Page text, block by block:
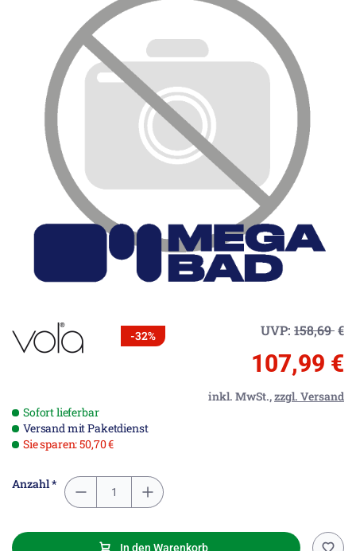
-32% UVP: 158,69€
107,99 €
inkl. MwSt.,zzgl. Versand
Sofort lieferbar
Versand mit Paketdienst
Sie sparen: 50,70 €
Anzahl *
In den Warenkorb